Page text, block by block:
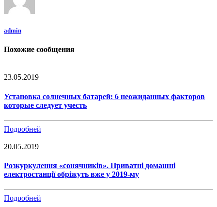
admin
Похожие сообщения
23.05.2019
Установка солнечных батарей: 6 неожиданных факторов
которые следует учесть
Подробней
20.05.2019
Розкуркулення «сонячників». Приватні домашні
електростанції обріжуть вже у 2019-му
Подробней